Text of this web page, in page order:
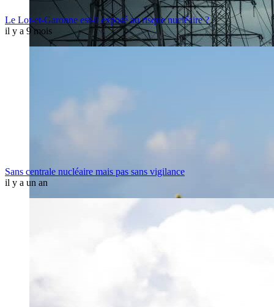
Le Lot-et-Garonne est-il exposé au risque nucléaire ?
il y a 9 mois
Sans centrale nucléaire mais pas sans vigilance
il y a un an